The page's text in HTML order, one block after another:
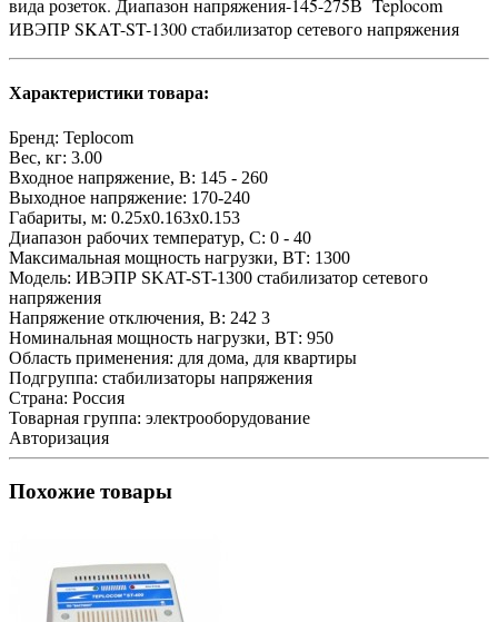
вида розеток. Диапазон напряжения-145-275В Teplocom
ИВЭПР SKAT-ST-1300 стабилизатор сетевого напряжения
Характеристики товара:
Бренд: Teplocom
Вес, кг: 3.00
Входное напряжение, В: 145 - 260
Выходное напряжение: 170-240
Габариты, м: 0.25x0.163x0.153
Диапазон рабочих температур, С: 0 - 40
Максимальная мощность нагрузки, ВТ: 1300
Модель: ИВЭПР SKAT-ST-1300 стабилизатор сетевого
напряжения
Напряжение отключения, В: 242 3
Номинальная мощность нагрузки, ВТ: 950
Область применения: для дома, для квартиры
Подгруппа: стабилизаторы напряжения
Страна: Россия
Товарная группа: электрооборудование
Авторизация
Похожие товары